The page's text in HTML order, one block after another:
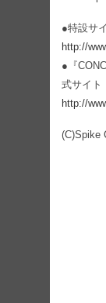
●特設サ
http://
●『
式サイト
http://
(C)Spike